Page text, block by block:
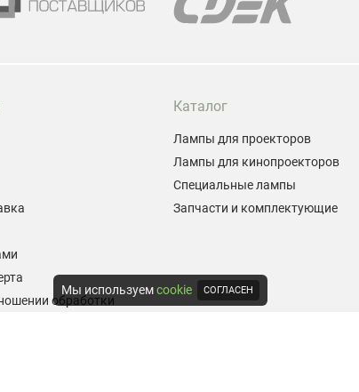
обработки
Каталог
Лампы для проекторов
Лампы для кинопроекторов
Специальные лампы
Запчасти и комплектующие
Мы используемcookie СОГЛАСЕН